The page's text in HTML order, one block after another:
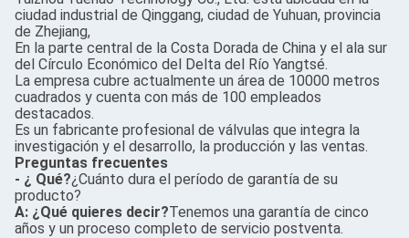
ciudad industrial de Qinggang, ciudad de Yuhuan, provincia
de Zhejiang,
En la parte central de la Costa Dorada de China y el ala sur
del Círculo Económico del Delta del Río Yangtsé.
La empresa cubre actualmente un área de 10000 metros
cuadrados y cuenta con más de 100 empleados
destacados.
Es un fabricante profesional de válvulas que integra la
investigación y el desarrollo, la producción y las ventas.
Preguntas frecuentes
- ¿ Qué?¿Cuánto dura el período de garantía de su
producto?
A: ¿Qué quieres decir?Tenemos una garantía de cinco
años y un proceso completo de servicio postventa.